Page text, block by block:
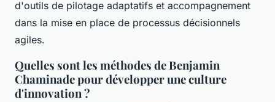
d'outils de pilotage adaptatifs et accompagnement
dans la mise en place de processus décisionnels
agiles.
Quelles sont les méthodes de Benjamin
Chaminade pour développer une culture
d'innovation ?